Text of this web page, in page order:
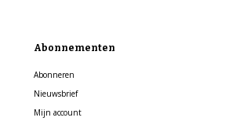
Abonnementen
Abonneren
Nieuwsbrief
Mijn account